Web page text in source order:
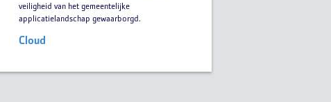
veiligheid van het gemeentelijke
applicatielandschap gewaarborgd.
Cloud